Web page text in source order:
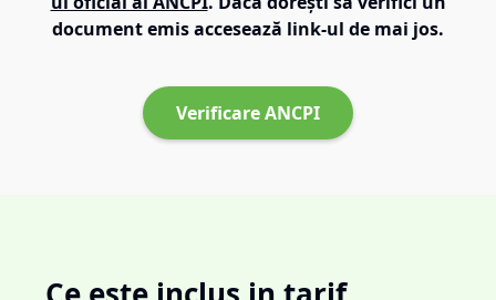
document emis accesează link-ul de mai jos.
Verificare ANCPI